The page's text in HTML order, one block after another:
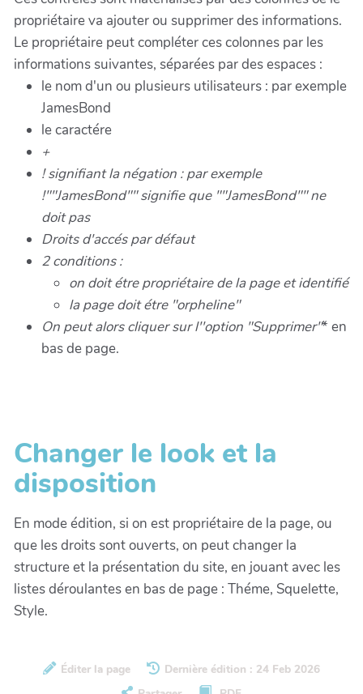
propriétaire va ajouter ou supprimer des informations.
Le propriétaire peut compléter ces colonnes par les
informations suivantes, séparées par des espaces :
le nom d'un ou plusieurs utilisateurs : par exemple
JamesBond
le caractére
+
!signifiant la négation : par exemple
!""JamesBond"" signifie que ""JamesBond""ne
doit pas
Droits d'accés par défaut
2 conditions :
on doit étre propriétairede la page etidentifié
la page doit étre "orpheline"
On peut alors cliquer sur l''option "Supprimer"* en
bas de page.
Changer le look et la
disposition
En mode édition, si on est propriétaire de la page, ou
que les droits sont ouverts, on peut changer la
structure et la présentation du site, en jouant avec les
listes déroulantes en bas de page : Théme, Squelette,
Style.
Éditer la page
Dernière édition : 24 Feb 2026